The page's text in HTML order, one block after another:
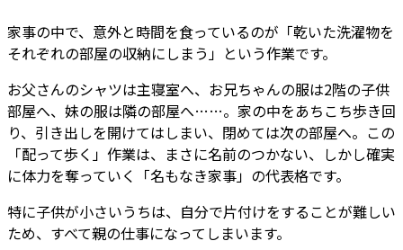
家事の中で、意外と時間を食っているのが「乾いた洗濯物を
それぞれの部屋の収納にしまう」という作業です。
お父さんのシャツは主寝室へ、お兄ちゃんの服は2階の子供
部屋へ、妹の服は隣の部屋へ……。家の中をあちこち歩き回
り、引き出しを開けてはしまい、閉めては次の部屋へ。この
「配って歩く」作業は、まさに名前のつかない、しかし確実
に体力を奪っていく「名もなき家事」の代表格です。
特に子供が小さいうちは、自分で片付けをすることが難しい
ため、すべて親の仕事になってしまいます。